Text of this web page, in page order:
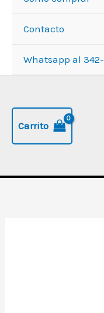
Contacto
Whatsapp al
Carrito